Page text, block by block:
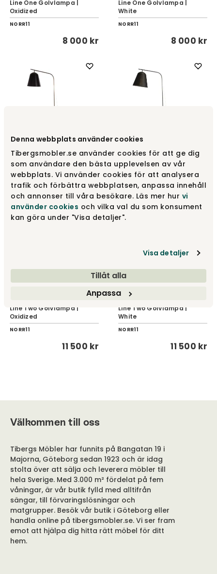
Denna webbplats använder cookies
Tibergsmobler.se använder cookies för att ge dig
som användare den bästa upplevelsen av vår
webbplats. Vi använder cookies för att analysera
trafik och förbättra webbplatsen, anpassa innehåll
och annonser till våra besökare. Läs mer hur vi
använder cookies och vilka val du som konsument
kan göra under "Visa detaljer".
Visa detaljer
Tillåt alla
Anpassa
Line One Golvlampa |
Oxidized
NORR11
8 000 kr
Line One Golvlampa |
White
NORR11
8 000 kr
Line Two Golvlampa |
Black
NORR11
11 500 kr
Line Two Golvlampa |
Bronze
NORR11
11 500 kr
Line Two Golvlampa |
Oxidized
NORR11
11 500 kr
Line Two Golvlampa |
White
NORR11
11 500 kr
Välkommen till oss
Tibergs Möbler har funnits på Bangatan 19 i
Majorna, Göteborg sedan 1923 och är idag
stolta över att sälja och leverera möbler till
hela Sverige. Med 3.000 m² fördelat på fem
våningar, är vår butik fylld med alltifrån
sängar, till förvaringslösningar och
matgrupper. Besök vår butik i Göteborg eller
handla online på tibergsmobler.se. Vi ser fram
emot att hjälpa dig hitta rätt möbel för ditt
hem.